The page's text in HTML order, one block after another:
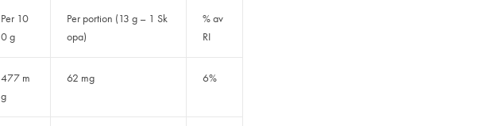
Per 10
0 g
Per portion (13 g – 1 Sk
opa)
% av
RI
477 m
g
62 mg 6%